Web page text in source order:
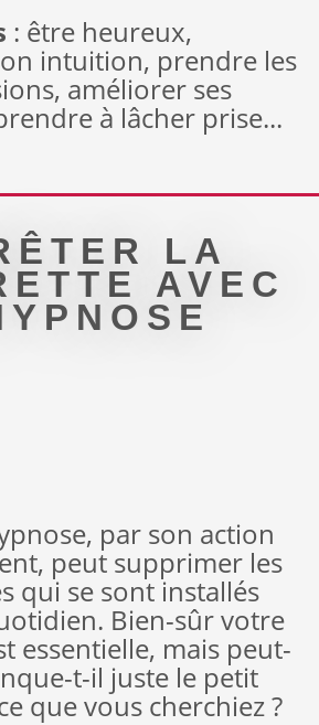
: être heureux,
intuition, prendre les
améliorer ses
à lâcher prise...
LA
AVEC
par son action
peut supprimer les
qui se sont installés
Bien-sûr votre
essentielle, mais peut-
t-il juste le petit
que vous cherchiez ?